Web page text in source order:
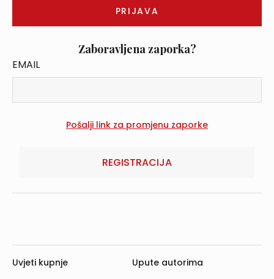
Zaboravljena zaporka?
EMAIL
REGISTRACIJA
Uvjeti kupnje
Upute autorima